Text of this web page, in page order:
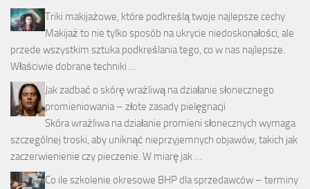
Triki makijażowe, które podkreślą twoje najlepsze cechy
Makijaż to nie tylko sposób na ukrycie niedoskonałości, ale
przede wszystkim sztuka podkreślania tego, co w nas najlepsze.
Właściwie dobrane techniki …
Jak zadbać o skórę wrażliwą na działanie słonecznego
promieniowania – złote zasady pielęgnacji
Skóra wrażliwa na działanie promieni słonecznych wymaga
szczególnej troski, aby uniknąć nieprzyjemnych objawów, takich jak
zaczerwienienie czy pieczenie. W miarę jak …
Co ile szkolenie okresowe BHP dla sprzedawców – terminy